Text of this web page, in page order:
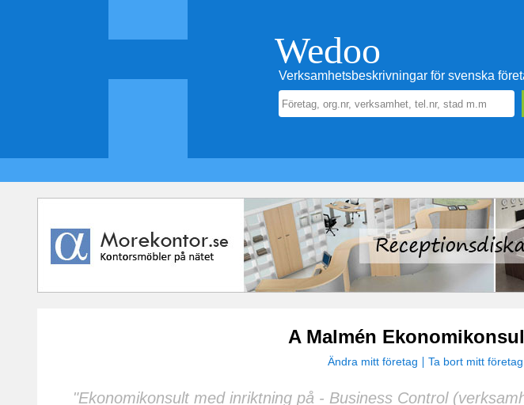
Wedoo
Verksamhetsbeskrivningar för svenska
A Malmén
Ändra mitt företag Ta bort mitt företag
"Ekonomikonsult med inriktning på - Business Control